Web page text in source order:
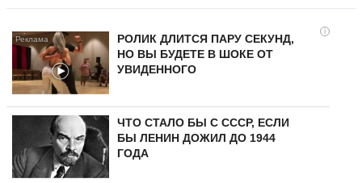
i
РОЛИК ДЛИТСЯ ПАРУ СЕКУНД,
НО ВЫ БУДЕТЕ В ШОКЕ ОТ
УВИДЕННОГО
ЧТО СТАЛО БЫ С СССР, ЕСЛИ
БЫ ЛЕНИН ДОЖИЛ ДО 1944
ГОДА